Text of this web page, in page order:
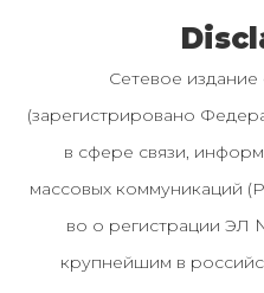
Сетевое
(зарегистрировано
в сфере связи,
массовых коммуникаций
во о регистрации ЭЛ
крупнейшим в